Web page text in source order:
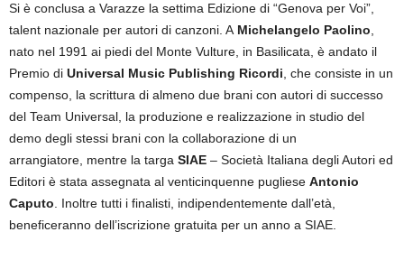
Si è conclusa a Varazze la settima Edizione di “Genova per Voi”,
talent nazionale per autori di canzoni. A Michelangelo Paolino
nato nel 1991 ai piedi del Monte Vulture, in Basilicata, è andato il
Premio di Universal Music Publishing Ricordi , che consiste in un
compenso, la scrittura di almeno due brani con autori di successo
del Team Universal, la produzione e realizzazione in studio del
demo degli stessi brani con la collaborazione di un
arrangiatore, mentre la targa SIAE – Società Italiana degli Autori ed
Editori è stata assegnata al venticinquenne pugliese Antonio
Caputo . Inoltre tutti i finalisti, indipendentemente dall’età,
beneficeranno dell’iscrizione gratuita per un anno a SIAE.